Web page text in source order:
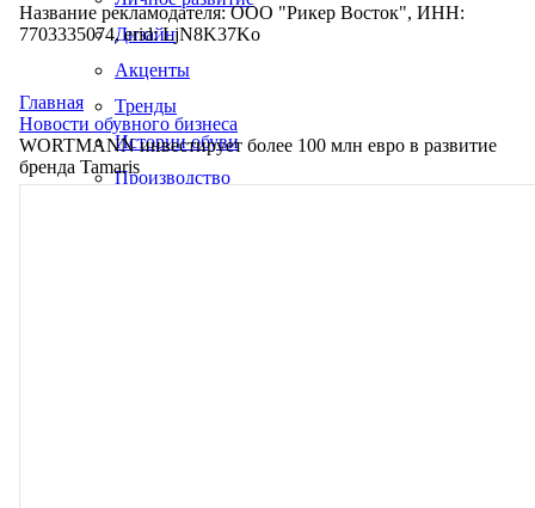
Дизайн
Акценты
Тренды
Истории обуви
Производство
Название рекламодателя: ООО "Рикер Восток", ИНН:
7703335074, erid: LjN8K37Ko
Главная
Новости обувного бизнеса
WORTMANN инвестирует более 100 млн евро в развитие
бренда Tamaris